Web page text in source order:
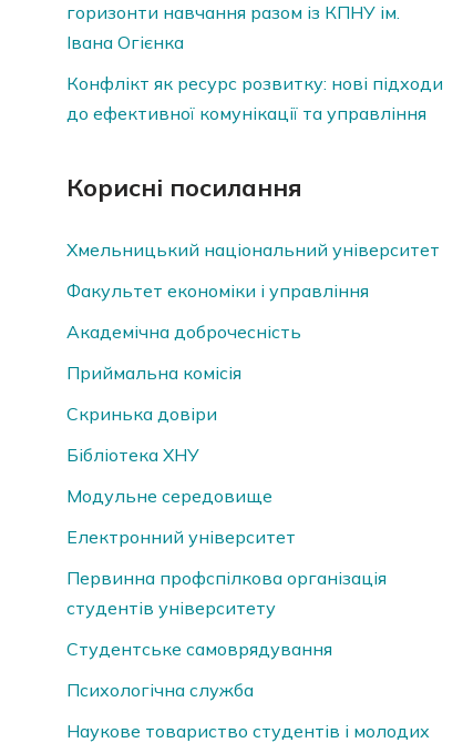
горизонти навчання разом із КПНУ ім.
Івана Огієнка
Конфлікт як ресурс розвитку: нові підходи
до ефективної комунікації та управління
Корисні посилання
Хмельницький національний університет
Факультет економіки і управління
Академічна доброчесність
Приймальна комісія
Скринька довiри
Бібліотека ХНУ
Модульне середовище
Електронний університет
Первинна профспілкова організація
студентів університету
Студентське самоврядування
Психологічна служба
Наукове товариство студентів і молодих